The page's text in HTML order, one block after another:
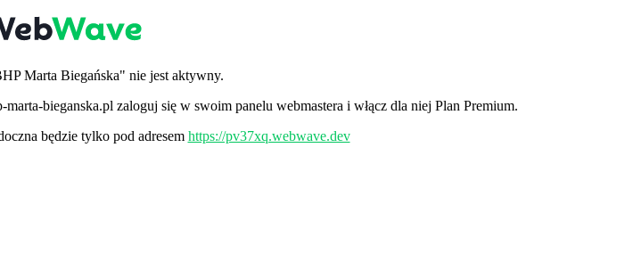
Marta Biegańska" nie jest aktywny.
bieganska.pl zaloguj się w swoim panelu webmastera i włącz dla niej Plan Premium.
będzie tylko pod adresem https://pv37xq.webwave.dev